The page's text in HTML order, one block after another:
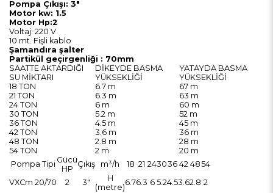
Pompa Çıkışı: 3"
Motor kw: 1.5
Motor Hp:2
Voltaj: 220 V
10 mt. Fişli kablo
Şamandıra şalter
Partikül geçirgenliği : 70mm
SAATTE AKTARDIĞI
SU MİKTARI
DİKEYDE BASMA
YÜKSEKLİĞİ
YATAYDA BASMA
YÜKSEKLİĞİ
18 TON
6.7 m
67 m
21 TON
6.3 m
63 m
24 TON
6 m
60 m
30 TON
5.2 m
52 m
36 TON
4.5 m
45 m
42 TON
3.6 m
36 m
48 TON
2.8 m
28 m
54 TON
2 m
20 m
Pompa Tipi Gücü
HP
Çıkış m³/h 18 21 243036 42 4854
VXCm 20/70
2 3"
H
(metre)
6.76.3 6 5.24.53.62.8 2